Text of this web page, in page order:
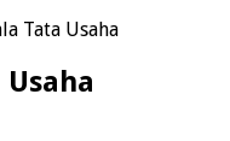
Tata Usaha